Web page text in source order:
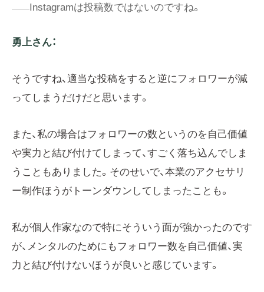
Instagramは投稿数ではないのですね。
勇上さん：
そうですね、適当な投稿をすると逆にフォロワーが減
ってしまうだけだと思います。
また、私の場合はフォロワーの数というのを自己価値
や実力と結び付けてしまって、すごく落ち込んでしま
うこともありました。そのせいで、本業のアクセサリ
ー制作ほうがトーンダウンしてしまったことも。
私が個人作家なので特にそういう面が強かったのです
が、メンタルのためにもフォロワー数を自己価値、実
力と結び付けないほうが良いと感じています。